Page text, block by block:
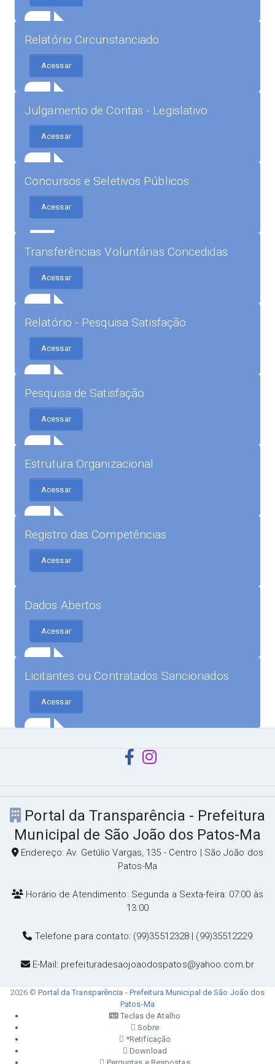
Relatório Circunstanciado
Acessar
Julgamento de Contas - Legislativo
Acessar
Concursos e Seletivos Públicos
Acessar
Transferências Voluntárias Concedidas
Acessar
Relatório - Pesquisa Satisfação
Acessar
Pesquisa de Satisfação
Acessar
Estrutura Organizacional
Acessar
Registro das Competências
Acessar
Dados Abertos
Acessar
Licitantes ou Contratados Sancionados
Acessar
Portal da Transparência - Prefeitura
Municipal de São João dos Patos-Ma
Endereço: Av. Getúlio Vargas, 135 - Centro | São João dos
Patos-Ma
Horário de Atendimento: Segunda a Sexta-feira: 07:00 às
13:00
Telefone para contato: (99)35512328 | (99)35512229
E-Mail: prefeituradesaojoaodospatos@yahoo.com.br
2026 ©Portal da Transparência - Prefeitura Municipal de São João dos
Patos-Ma
Teclas de Atalho
Sobre
*Retificação
Download